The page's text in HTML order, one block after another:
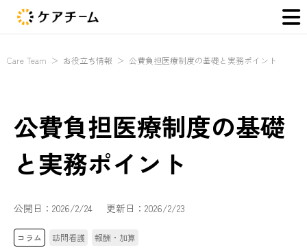
Care Team ＞ お役立ち情報 ＞ 公費負担医療制度の基礎と実務ポイント
公費負担医療制度の基礎
と実務ポイント
公開日： 2026/2/24 更新日： 2026/2/23
コラム 訪問看護 報酬・加算